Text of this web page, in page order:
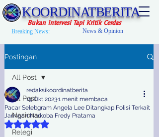
KOORDINATBERITA
Bukan Intervesi Tapi Kritik Cerdas
Breaking News: News & Opinion
Postingan
All Post
Nasional
Relegi
All Post
Pacar Selebgram Angela Lee Ditangkap Polisi Terkait
Jaringan Narkoba Fredy Pratama
redaksikoordinatberita
19 Okt 20231 menit membaca
Dinilai NaN dari 5 bintang.